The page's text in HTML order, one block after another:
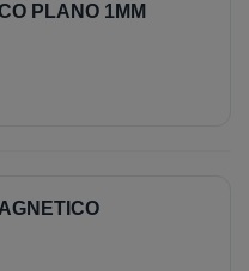
PLANO 1MM